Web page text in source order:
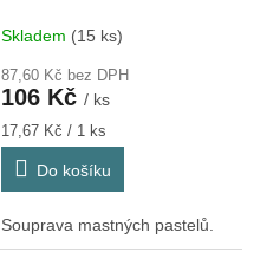
Skladem (15 ks)
87,60 Kč bez DPH
106 Kč / ks
Měrná
cena:
17,67 Kč / 1 ks
Do košíku
Souprava mastných pastelů.